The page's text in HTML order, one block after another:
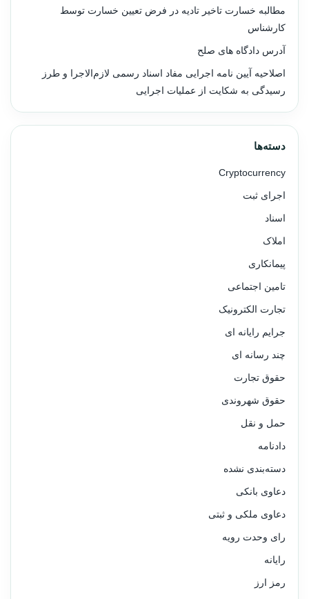
مطالبه خسارت تاخیر تادیه در فرض تعیین خسارت توسط
کارشناس
آدرس دادگاه های صلح
اصلاحیه آیین نامه اجرایی مفاد اسناد رسمی لازم‌الاجرا و طرز
رسیدگی به شکایت از عملیات اجرایی
دسته‌ها
Cryptocurrency
اجرای ثبت
اسناد
املاک
پیمانکاری
تامین اجتماعی
تجارت الکترونیک
جرایم رایانه ای
چند رسانه ای
حقوق تجارت
حقوق شهروندی
حمل و نقل
دادنامه
دسته‌بندی نشده
دعاوی بانکی
دعاوی ملکی و ثبتی
رای وحدت رویه
رایانه
رمز ارز